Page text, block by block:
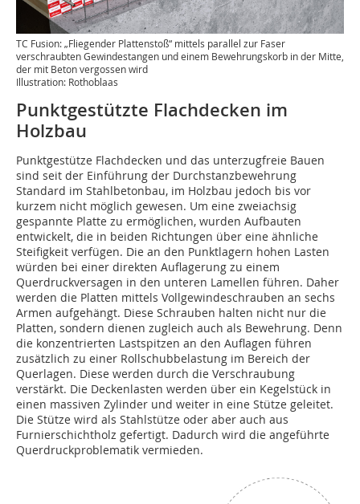
TC Fusion: „Fliegender Plattenstoß“ mittels parallel zur Faser
verschraubten Gewindestangen und einem Bewehrungskorb in der Mitte,
der mit Beton vergossen wird
Illustration: Rothoblaas
Punktgestützte Flachdecken im
Holzbau
Punktgestütze Flachdecken und das unterzugfreie Bauen
sind seit der Einführung der Durchstanzbewehrung
Standard im Stahlbetonbau, im Holzbau jedoch bis vor
kurzem nicht möglich gewesen. Um eine zweiachsig
gespannte Platte zu ermöglichen, wurden Aufbauten
entwickelt, die in beiden Richtungen über eine ähnliche
Steifigkeit verfügen. Die an den Punktlagern hohen Lasten
würden bei einer direkten Auflagerung zu einem
Querdruckversagen in den unteren Lamellen führen. Daher
werden die Platten mittels Vollgewindeschrauben an sechs
Armen aufgehängt. Diese Schrauben halten nicht nur die
Platten, sondern dienen zugleich auch als Bewehrung. Denn
die konzentrierten Lastspitzen an den Auflagen führen
zusätzlich zu einer Rollschubbelastung im Bereich der
Querlagen. Diese werden durch die Verschraubung
verstärkt. Die Deckenlasten werden über ein Kegelstück in
einen massiven Zylinder und weiter in eine Stütze geleitet.
Die Stütze wird als Stahlstütze oder aber auch aus
Furnierschichtholz gefertigt. Dadurch wird die angeführte
Querdruckproblematik vermieden.